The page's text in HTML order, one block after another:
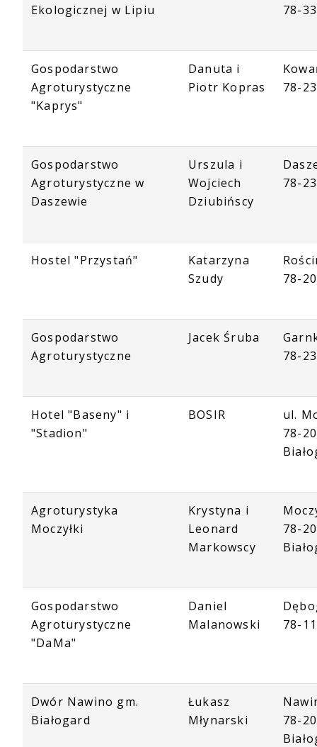
Ekologicznej w Lipiu
78-
Gospodarstwo
Agroturystyczne
"Kaprys"
Danuta i
Piotr Kopras
78-
Gospodarstwo
Agroturystyczne w
Daszewie
Urszula i
Wojciech
Dziubińscy
78-
Hostel "Przystań"
Katarzyna
Szudy
78-
Gospodarstwo
Agroturystyczne
Jacek Śruba
78-
Hotel "Baseny" i
"Stadion"
BOSIR
ul.
78-
Agroturystyka
Moczyłki
Krystyna i
Leonard
Markowscy
78-
Gospodarstwo
Agroturystyczne
"DaMa"
Daniel
Malanowski
78-
Dwór Nawino gm.
Białogard
Łukasz
Młynarski
78-